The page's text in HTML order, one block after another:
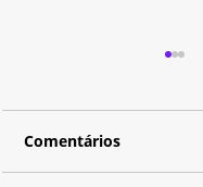
Comentários